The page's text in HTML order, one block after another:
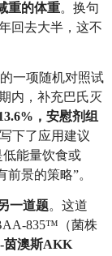
重的体重。换句
回去大半，这不
一项随机对照试
内，补充巴氏灭
，安慰剂组
下了应用建议
能量饮食或
景的策略”。
一道题。这道
835™（菌株
茵澳斯AKK